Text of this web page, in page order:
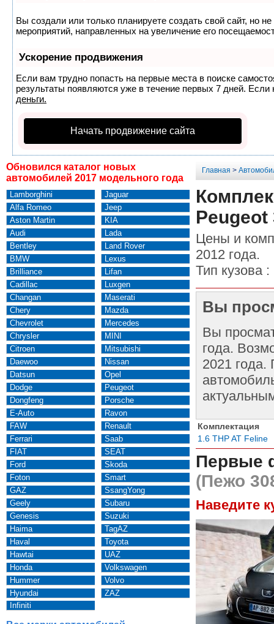
Вы создали или только планируете создать свой сайт, но
мероприятий, направленных на увеличение его
Ускорение продвижения
Если вам трудно попасть на первые места в поиске
результаты появляются уже в течение первых 7 дней.
деньги.
Начать продвижение сайта
Обновился каталог новых
автомобилей 2017 модельного года
Lamborghini
Alfa Romeo
Aston Martin
Audi
Bentley
BMW
Brilliance
Cadillac
Changan
Chery
Chevrolet
Chrysler
Citroen
Daewoo
Datsun
Dodge
Dongfeng
E-Auto
FAW
Ferrari
FIAT
Ford
Foton
GAZ
Geely
Genesis
Haima
Haval
Hawtai
Honda
Hummer
Hyundai
Infiniti
Jaguar
Jeep
KIA
Lada
Land Rover
Lexus
Lifan
Luxgen
Maserati
Mazda
Mercedes
MINI
Mitsubishi
Nissan
Opel
Peugeot
Porsche
Ravon
Renault
Saab
SEAT
Skoda
Smart
SsangYong
Subaru
Suzuki
TagAZ
Toyota
UAZ
Volkswagen
Volvo
ZAZ
Главная >
Peugeot
Цены и
2012 года.
Тип кузова :
Вы
Вы
года.
2021 года.
Комплектация
1.6 THP AT Feline
Первые
(Пежо
Наведите